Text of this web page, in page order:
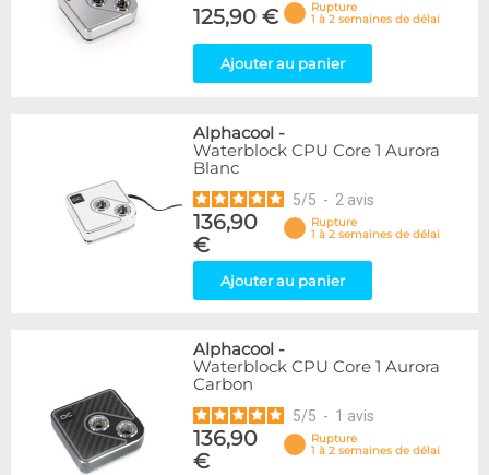
125,90 €
Rupture
1 à 2 semaines de délai
Ajouter au panier
Alphacool -
Waterblock CPU Core 1 Aurora
Blanc
5/5 - 2 avis
136,90
€
Rupture
1 à 2 semaines de délai
Ajouter au panier
Alphacool -
Waterblock CPU Core 1 Aurora
Carbon
5/5 - 1 avis
136,90
€
Rupture
1 à 2 semaines de délai